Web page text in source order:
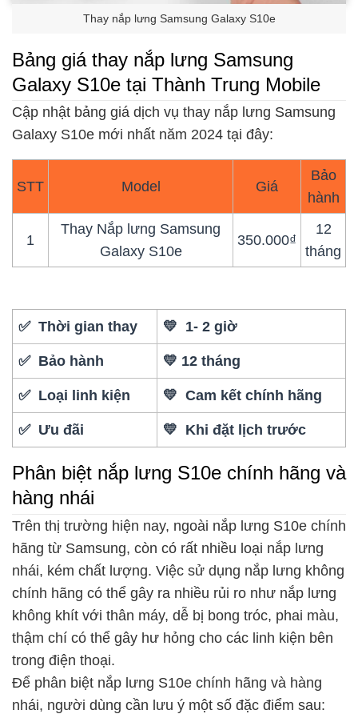
Thay nắp lưng Samsung Galaxy S10e
Bảng giá thay nắp lưng Samsung
Galaxy S10e tại Thành Trung Mobile
Cập nhật bảng giá dịch vụ thay nắp lưng Samsung
Galaxy S10e mới nhất năm 2024 tại đây:
STT Model Giá
Bảo
hành
1
Thay Nắp lưng Samsung
Galaxy S10e
350.000₫
12
tháng
✅ Thời gian thay 💛 1- 2 giờ
✅ Bảo hành 💛 12 tháng
✅ Loại linh kiện 💛 Cam kết chính hãng
✅ Ưu đãi 💛 Khi đặt lịch trước
Phân biệt nắp lưng S10e chính hãng và
hàng nhái
Trên thị trường hiện nay, ngoài nắp lưng S10e chính
hãng từ Samsung, còn có rất nhiều loại nắp lưng
nhái, kém chất lượng. Việc sử dụng nắp lưng không
chính hãng có thể gây ra nhiều rủi ro như nắp lưng
không khít với thân máy, dễ bị bong tróc, phai màu,
thậm chí có thể gây hư hỏng cho các linh kiện bên
trong điện thoại.
Để phân biệt nắp lưng S10e chính hãng và hàng
nhái, người dùng cần lưu ý một số đặc điểm sau: